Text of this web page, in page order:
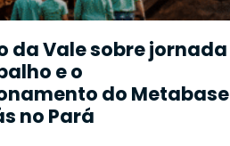
da Vale sobre jornada
e o
do Metabase
no Pará